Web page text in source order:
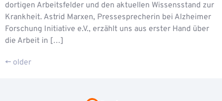
dortigen Arbeitsfelder und den aktuellen Wissensstand zur
Krankheit. Astrid Marxen, Pressesprecherin bei Alzheimer
Forschung Initiative e.V., erzählt uns aus erster Hand über
die Arbeit in […]
← older